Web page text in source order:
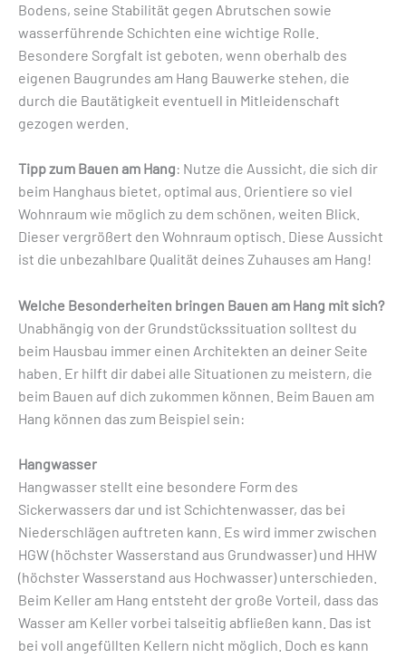
Bodens, seine Stabilität gegen Abrutschen sowie
wasserführende Schichten eine wichtige Rolle.
Besondere Sorgfalt ist geboten, wenn oberhalb des
eigenen Baugrundes am Hang Bauwerke stehen, die
durch die Bautätigkeit eventuell in Mitleidenschaft
gezogen werden.
Tipp zum Bauen am Hang: Nutze die Aussicht, die sich dir
beim Hanghaus bietet, optimal aus. Orientiere so viel
Wohnraum wie möglich zu dem schönen, weiten Blick.
Dieser vergrößert den Wohnraum optisch. Diese Aussicht
ist die unbezahlbare Qualität deines Zuhauses am Hang!
Welche Besonderheiten bringen Bauen am Hang mit sich?
Unabhängig von der Grundstückssituation solltest du
beim Hausbau immer einen Architekten an deiner Seite
haben. Er hilft dir dabei alle Situationen zu meistern, die
beim Bauen auf dich zukommen können. Beim Bauen am
Hang können das zum Beispiel sein:
Hangwasser
Hangwasser stellt eine besondere Form des
Sickerwassers dar und ist Schichtenwasser, das bei
Niederschlägen auftreten kann. Es wird immer zwischen
HGW (höchster Wasserstand aus Grundwasser) und HHW
(höchster Wasserstand aus Hochwasser) unterschieden.
Beim Keller am Hang entsteht der große Vorteil, dass das
Wasser am Keller vorbei talseitig abfließen kann. Das ist
bei voll angefüllten Kellern nicht möglich. Doch es kann